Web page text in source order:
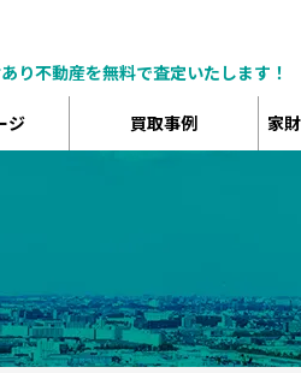
り不動産を無料で査定いたします！
ジ 買取事例 家